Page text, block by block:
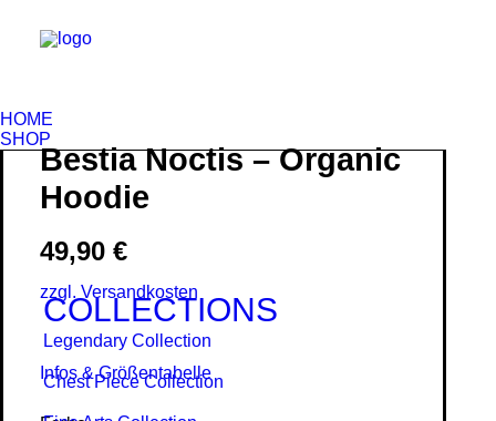
HOME
SHOP
COLLECTIONS
Legendary Collection
Chest Piece Collection
Bestia Noctis – Organic
Hoodie
49,90 €
zzgl. Versandkosten
Infos & Größentabelle